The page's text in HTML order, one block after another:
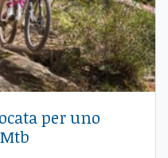
per uno